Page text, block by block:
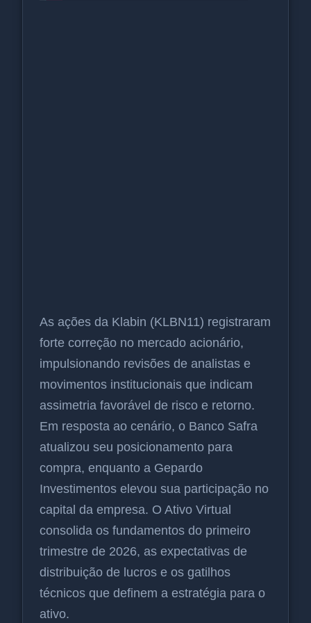
As ações da Klabin (KLBN11) registraram
forte correção no mercado acionário,
impulsionando revisões de analistas e
movimentos institucionais que indicam
assimetria favorável de risco e retorno.
Em resposta ao cenário, o Banco Safra
atualizou seu posicionamento para
compra, enquanto a Gepardo
Investimentos elevou sua participação no
capital da empresa. O Ativo Virtual
consolida os fundamentos do primeiro
trimestre de 2026, as expectativas de
distribuição de lucros e os gatilhos
técnicos que definem a estratégia para o
ativo.